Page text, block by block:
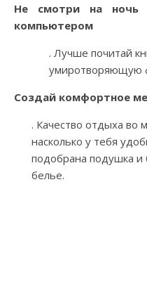
Не смотри на ночь
компьютером
. Лучше почитай
умиротворяющую
Создай комфортное
. Качество отдыха во
насколько у тебя
подобрана подушка и
белье.